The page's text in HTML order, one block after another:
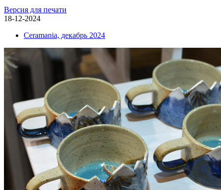
Версия для печати
18-12-2024
Ceramania, декабрь 2024